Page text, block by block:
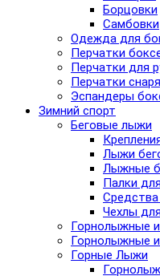
Борцовки
Самбовки
Одежда для
Перчатки
Перчатки для
Перчатки
Эспандеры
Зимний спорт
Беговые лыжи
Лыжи
Лыжные
Палки
Средства
Чехлы
Горнолыжные
Горнолыжные
Горные Лыжи